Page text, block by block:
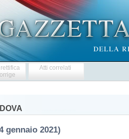
Atti correlati
gennaio 2021)